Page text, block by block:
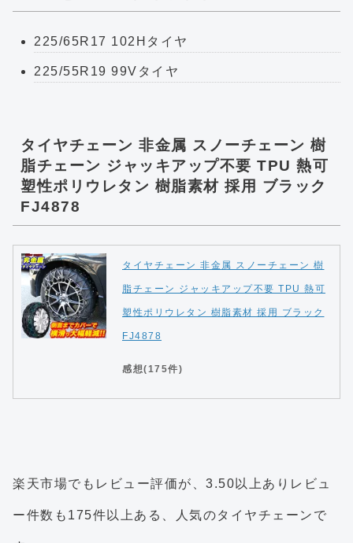
225/65R17 102Hタイヤ
225/55R19 99Vタイヤ
タイヤチェーン 非金属 スノーチェーン 樹
脂チェーン ジャッキアップ不要 TPU 熱可
塑性ポリウレタン 樹脂素材 採用 ブラック
FJ4878
タイヤチェーン 非金属 スノーチェーン 樹
脂チェーン ジャッキアップ不要 TPU 熱可
塑性ポリウレタン 樹脂素材 採用 ブラック
FJ4878
感想(175件)
楽天市場でもレビュー評価が、3.50以上ありレビュ
ー件数も175件以上ある、人気のタイヤチェーンで